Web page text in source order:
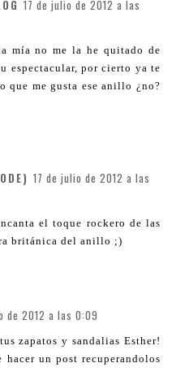
17 de julio de 2012 a las
mía no me la he quitado de
espectacular, por cierto ya te
que me gusta ese anillo ¿no?
17 de julio de 2012 a las
el toque rockero de las
británica del anillo ;)
de 2012 a las 0:09
zapatos y sandalias Esther!
un post recuperandolos